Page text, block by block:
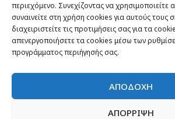
περιεχόμενο. Συνεχίζοντας να χρησιμοποιείτε
συναινείτε στη χρήση cookies για αυτούς τους
διαχειριστείτε τις προτιμήσεις σας για τα
απενεργοποιήσετε τα cookies μέσω των
προγράμματος περιήγησής σας.
ΑΠΟΔΟΧΗ
ΑΠΟΡΡΙΨΗ